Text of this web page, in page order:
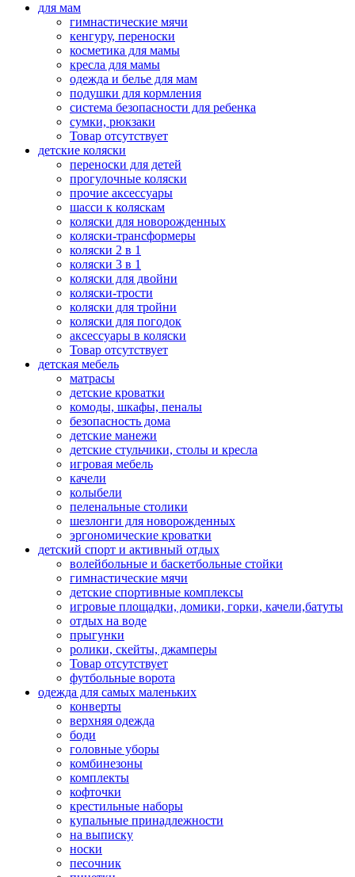
для мам
гимнастические мячи
кенгуру, переноски
косметика для мамы
кресла для мамы
одежда и белье для мам
подушки для кормления
система безопасности для ребенка
сумки, рюкзаки
Товар отсутствует
детские коляски
переноски для детей
прогулочные коляски
прочие аксессуары
шасси к коляскам
коляски для новорожденных
коляски-трансформеры
коляски 2 в 1
коляски 3 в 1
коляски для двойни
коляски-трости
коляски для тройни
коляски для погодок
аксессуары в коляски
Товар отсутствует
детская мебель
матрасы
детские кроватки
комоды, шкафы, пеналы
безопасность дома
детские манежи
детские стульчики, столы и кресла
игровая мебель
качели
колыбели
пеленальные столики
шезлонги для новорожденных
эргономические кроватки
детский спорт и активный отдых
волейбольные и баскетбольные стойки
гимнастические мячи
детские спортивные комплексы
игровые площадки, домики, горки, качели,батуты
отдых на воде
прыгунки
ролики, скейты, джамперы
Товар отсутствует
футбольные ворота
одежда для самых маленьких
конверты
верхняя одежда
боди
головные уборы
комбинезоны
комплекты
кофточки
крестильные наборы
купальные принадлежности
на выписку
носки
песочник